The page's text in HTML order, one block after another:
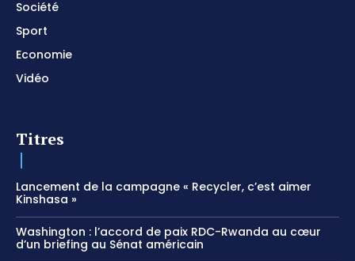
Société
Sport
Economie
Vidéo
Titres
Lancement de la campagne « Recycler, c’est aimer
Kinshasa »
Washington : l’accord de paix RDC-Rwanda au cœur
d’un briefing au Sénat américain